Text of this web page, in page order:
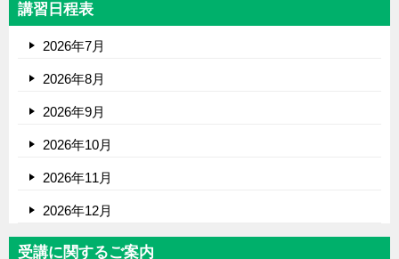
講習日程表
2026年7月
2026年8月
2026年9月
2026年10月
2026年11月
2026年12月
受講に関するご案内